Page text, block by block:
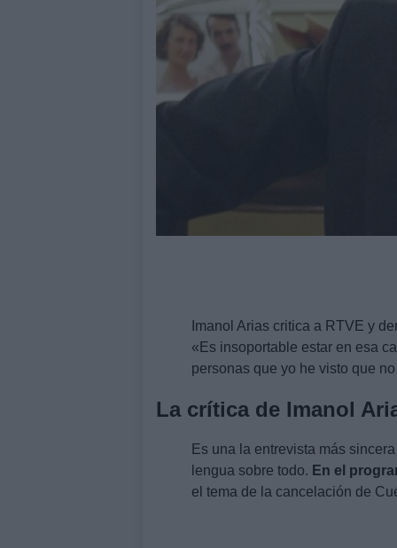
Imanol Arias critica a RTVE y
«Es insoportable estar en esa
personas que yo he visto que
La crítica de Imanol
Es una la entrevista más
lengua sobre todo. En el
el tema de la cancelación de